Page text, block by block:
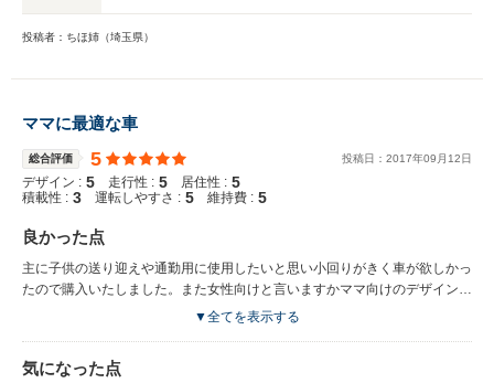
投稿者：ちほ姉（埼玉県）
ママに最適な車
総合評価 5 投稿日： 2017年09 月 12日
デザイン : 5 走行性 : 5 居住性 : 5
積載性 : 3 運転しやすさ : 5 維持費 : 5
良かった点
主に子供の送り迎えや通勤用に使用したいと思い小回りがきく車が欲しかっ
たので購入いたしました。また女性向けと言いますかママ向けのデザインで
可愛く乗りこなしたいと思いホワイトカラーを購入しました。正直、広々空
るとのことでしたので期待していなかったのですが、使用するにつれて広々
▼全てを表示する
気になった点